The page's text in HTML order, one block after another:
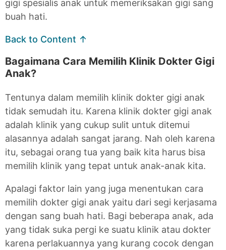
gigi spesialis anak untuk memeriksakan gigi sang
buah hati.
Back to Content ↑
Bagaimana Cara Memilih Klinik Dokter Gigi
Anak?
Tentunya dalam memilih klinik dokter gigi anak
tidak semudah itu. Karena klinik dokter gigi anak
adalah klinik yang cukup sulit untuk ditemui
alasannya adalah sangat jarang. Nah oleh karena
itu, sebagai orang tua yang baik kita harus bisa
memilih klinik yang tepat untuk anak-anak kita.
Apalagi faktor lain yang juga menentukan cara
memilih dokter gigi anak yaitu dari segi kerjasama
dengan sang buah hati. Bagi beberapa anak, ada
yang tidak suka pergi ke suatu klinik atau dokter
karena perlakuannya yang kurang cocok dengan